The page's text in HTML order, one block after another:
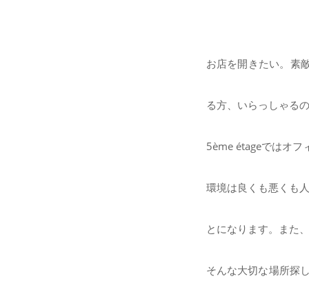
お店を開きたい。素
る方、いらっしゃる
5ème étageではオフ
環境は良くも悪くも
とになります。また
そんな大切な場所探